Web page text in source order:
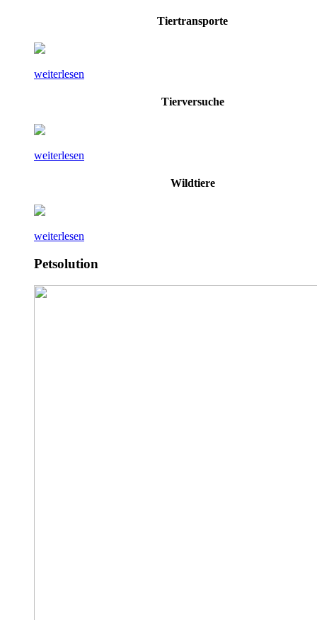
Tiertransporte
weiterlesen
Tierversuche
weiterlesen
Wildtiere
weiterlesen
Petsolution